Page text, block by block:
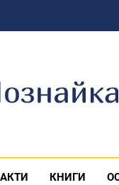
Де
КНИГИ